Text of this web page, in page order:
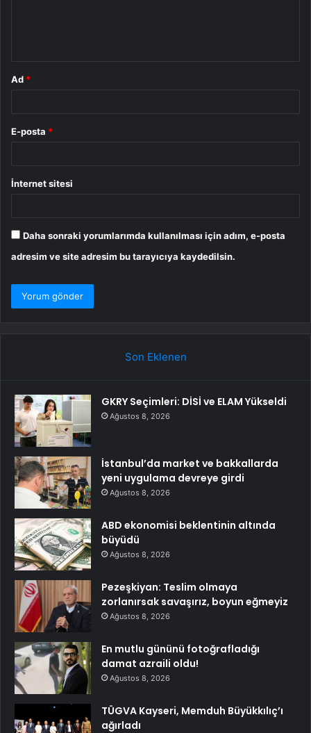
Ad *
E-posta *
İnternet sitesi
Daha sonraki yorumlarımda kullanılması için adım, e-posta
adresim ve site adresim bu tarayıcıya kaydedilsin.
Son Eklenen
GKRY Seçimleri: DİSİ ve ELAM Yükseldi
Ağustos 8, 2026
İstanbul’da market ve bakkallarda
yeni uygulama devreye girdi
Ağustos 8, 2026
ABD ekonomisi beklentinin altında
büyüdü
Ağustos 8, 2026
Pezeşkiyan: Teslim olmaya
zorlanırsak savaşırız, boyun eğmeyiz
Ağustos 8, 2026
En mutlu gününü fotoğrafladığı
damat azraili oldu!
Ağustos 8, 2026
TÜGVA Kayseri, Memduh Büyükkılıç’ı
ağırladı